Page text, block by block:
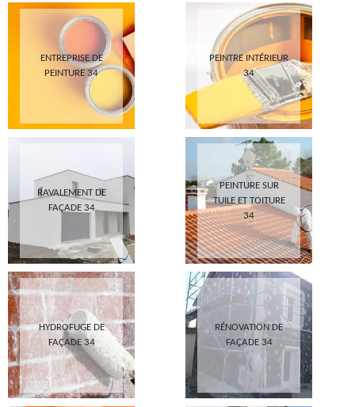
ENTREPRISE DE
PEINTURE 34
PEINTRE INTÉRIEUR
34
RAVALEMENT DE
FAÇADE 34
PEINTURE SUR
TUILE ET TOITURE
34
HYDROFUGE DE
FAÇADE 34
RÉNOVATION DE
FAÇADE 34